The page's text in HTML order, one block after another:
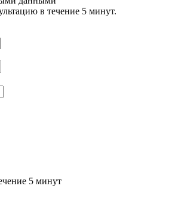
в течение 5 минут.
5 минут